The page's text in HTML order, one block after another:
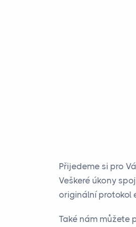
Přijedeme si pro
Veškeré úkony
originální protokol
Také nám můžete